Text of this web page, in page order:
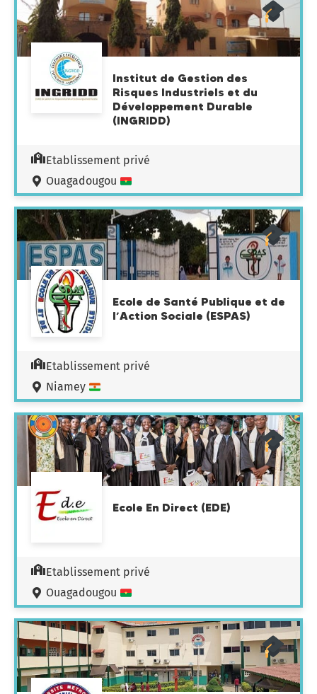
Institut de Gestion des
Risques Industriels et du
Développement Durable
(INGRIDD)
Etablissement privé
Ouagadougou
Ecole de Santé Publique et de
l’Action Sociale (ESPAS)
Etablissement privé
Niamey
Ecole En Direct (EDE)
Etablissement privé
Ouagadougou